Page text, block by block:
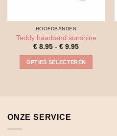
HOOFDBANDEN
Teddy haarband sunshine
€ 8.95 - € 9.95Prijsklasse:
tot
€ 9.95
OPTIES SELECTEREN
variaties.
ONZE SERVICE